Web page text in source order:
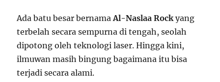
Ada batu besar bernamaAl-Naslaa Rockyang
terbelah secara sempurna di tengah, seolah
dipotong oleh teknologi laser. Hingga kini,
ilmuwan masih bingung bagaimana itu bisa
terjadi secara alami.